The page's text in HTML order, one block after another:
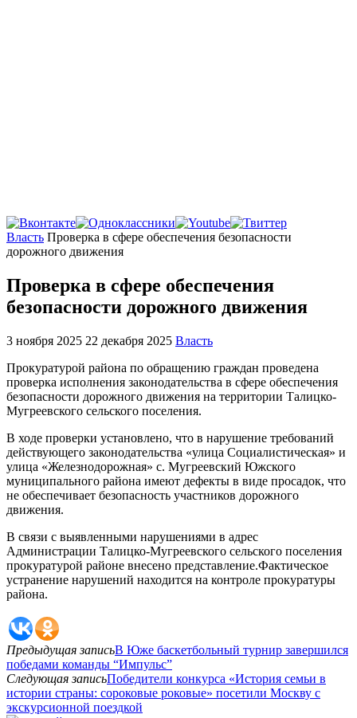
Главная
Власть Проверка в сфере обеспечения безопасности
дорожного движения
Проверка в сфере обеспечения
безопасности дорожного движения
3 ноября 2025 22 декабря 2025 Власть
Прокуратурой района по обращению граждан проведена
проверка исполнения законодательства в сфере обеспечения
безопасности дорожного движения на территории Талицко-
Мугреевского сельского поселения.
В ходе проверки установлено, что в нарушение требований
действующего законодательства «улица Социалистическая» и
улица «Железнодорожная» с. Мугреевский Южского
муниципального района имеют дефекты в виде просадок, что
не обеспечивает безопасность участников дорожного
движения.
В связи с выявленными нарушениями в адрес
Администрации Талицко-Мугреевского сельского поселения
прокуратурой районе внесено представление.Фактическое
устранение нарушений находится на контроле прокуратуры
района.
Предыдущая записьВ Юже баскетбольный турнир завершился
победами команды “Импульс”
Следующая записьПобедители конкурса «История семьи в
истории страны: сороковые роковые» посетили Москву с
экскурсионной поездкой